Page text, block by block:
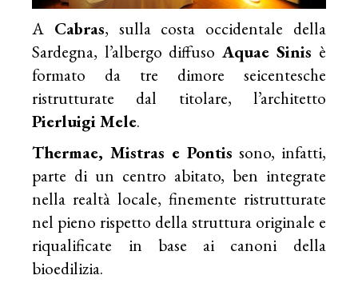
A Cabras, sulla costa occidentale della
Sardegna, l’albergo diffuso Aquae Sinis è
formato da tre dimore seicentesche
ristrutturate dal titolare, l’architetto
Pierluigi Mele.
Thermae, Mistras e Pontis sono, infatti,
parte di un centro abitato, ben integrate
nella realtà locale, finemente ristrutturate
nel pieno rispetto della struttura originale e
riqualificate in base ai canoni della
bioedilizia.